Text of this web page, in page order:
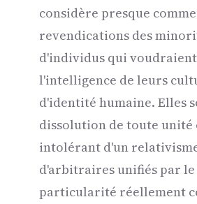
considère presque
revendications des
d'individus qui
l'intelligence de leurs
d'identité humaine. Elles
dissolution de toute
intolérant d'un
d'arbitraires unifiés par
particularité réellement